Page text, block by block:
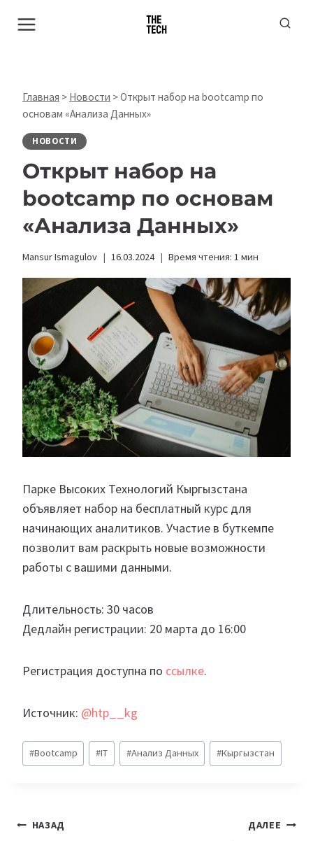
Главная > Новости >Открыт набор на bootcamp по
основам «Анализа Данных»
НОВОСТИ
Открыт набор на
bootcamp по основам
«Анализа Данных»
Mansur Ismagulov 16.03.2024 Время чтения: 1 мин
Парке Высоких Технологий Кыргызстана
объявляет набор на бесплатный курс для
начинающих аналитиков. Участие в буткемпе
позволит вам раскрыть новые возможности
работы с вашими данными.
Длительность: 30 часов
Дедлайн регистрации: 20 марта до 16:00
Регистрация доступна по ссылке.
Источник: @htp__kg
Метки
записи:
#Bootcamp #IT #Анализ Данных #Кыргызстан
Навигация
НАЗАД ДАЛЕЕ